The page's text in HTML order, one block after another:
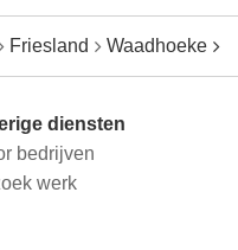
Friesland Waadhoeke
diensten
bedrijven
werk